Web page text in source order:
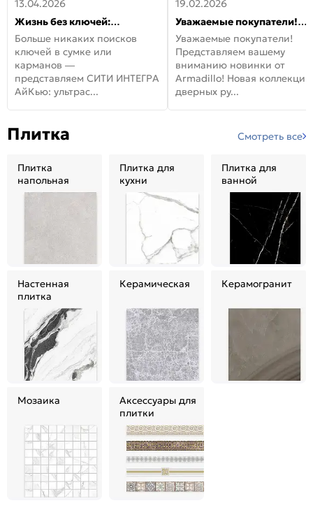
13.04.2026
Жизнь без ключей:
встречайте новую дверь
СИТИ ИНТЕГРА АйКью!
Больше никаких поисков
ключей в сумке или
карманов —
представляем СИТИ ИНТЕГРА
АйКью: ультрас...
19.02.2026
Уважаемые покупатели!
Представляем вашему
вниманию новинки от
Armadillo!
Уважаемые покупатели!
Представляем вашему
вниманию новинки от
Armadillo! Новая коллекция
дверных ру...
Плитка Смотреть все
Плитка
напольная
Плитка для
кухни
Плитка для
ванной
Настенная
плитка
Керамическая Керамогранит
Мозаика
Аксессуары для
плитки